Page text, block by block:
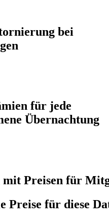
bei
für jede
Übernachtung
mit Preisen für
Preise für diese